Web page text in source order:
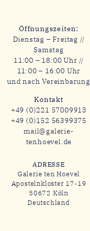
Öffnungszeiten:
Dienstag – Freitag //
Samstag
11:00 – 18:00 Uhr //
11:00 – 16:00 Uhr
und nach Vereinbarung
Kontakt
+49 (0)221 57009913
+49 (0)152 56399375
mail@galerie-
tenhoevel.de
ADRESSE
Galerie ten Hoevel
Apostelnkloster 17-19
50672 Köln
Deutschland